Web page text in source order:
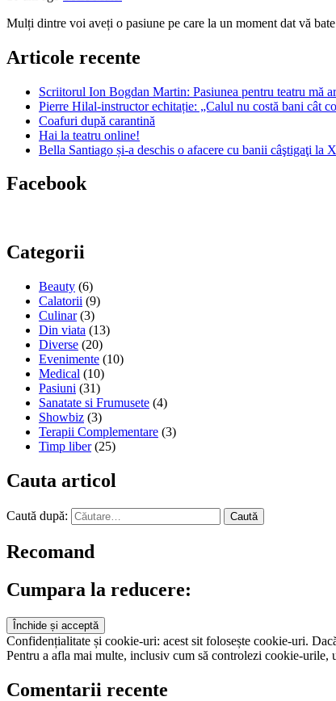
Mulți dintre voi aveți o pasiune pe care la un moment dat vă
Articole recente
Scriitorul Ion Bogdan Martin: Pasiunea pentru teatru mă
Pierre Hilal-instructor echitație: „Calul nu costă bani cât
Coafuri după carantină
Hai la teatru online!
Bella Santiago și-a deschis o afacere cu banii câştigaţi la
Facebook
Categorii
Beauty (6)
Calatorii (9)
Culinar(3)
Din viata (13)
Diverse (20)
Evenimente (10)
Medical (10)
Pasiuni (31)
Sanatate si Frumusete (4)
Showbiz (3)
Terapii Complementare (3)
Timp liber(25)
Cauta articol
Caută după:
Recomand
Cumpara la reducere:
Confidențialitate și cookie-uri: acest sit folosește cookie-uri.
Pentru a afla mai multe, inclusiv cum să controlezi cookie-urile,
Comentarii recente